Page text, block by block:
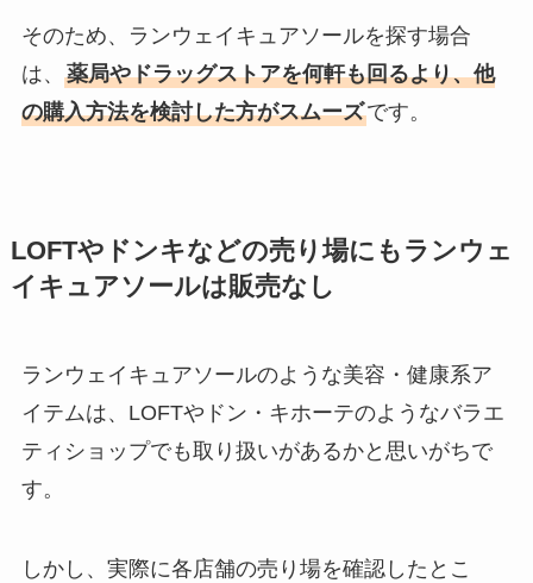
そのため、ランウェイキュアソールを探す場合
は、 薬局やドラッグストアを何軒も回るより、他
の購入方法を検討した方がスムーズです。
LOFTやドンキなどの売り場にもランウェ
イキュアソールは販売なし
ランウェイキュアソールのような美容・健康系ア
イテムは、LOFTやドン・キホーテのようなバラエ
ティショップでも取り扱いがあるかと思いがちで
す。
しかし、実際に各店舗の売り場を確認したとこ